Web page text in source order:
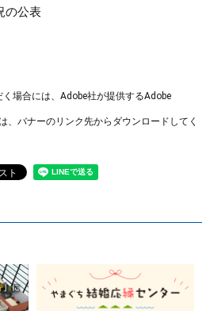
の公表
場合には、Adobe社が提供するAdobe
、バナーのリンク先からダウンロードしてく